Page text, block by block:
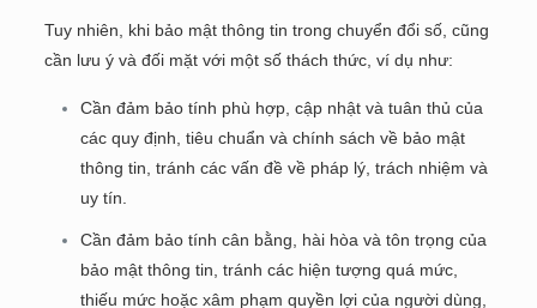
Tuy nhiên, khi bảo mật thông tin trong chuyển đổi số, cũng
cần lưu ý và đối mặt với một số thách thức, ví dụ như:
Cần đảm bảo tính phù hợp, cập nhật và tuân thủ của
các quy định, tiêu chuẩn và chính sách về bảo mật
thông tin, tránh các vấn đề về pháp lý, trách nhiệm và
uy tín.
Cần đảm bảo tính cân bằng, hài hòa và tôn trọng của
bảo mật thông tin, tránh các hiện tượng quá mức,
thiếu mức hoặc xâm phạm quyền lợi của người dùng,